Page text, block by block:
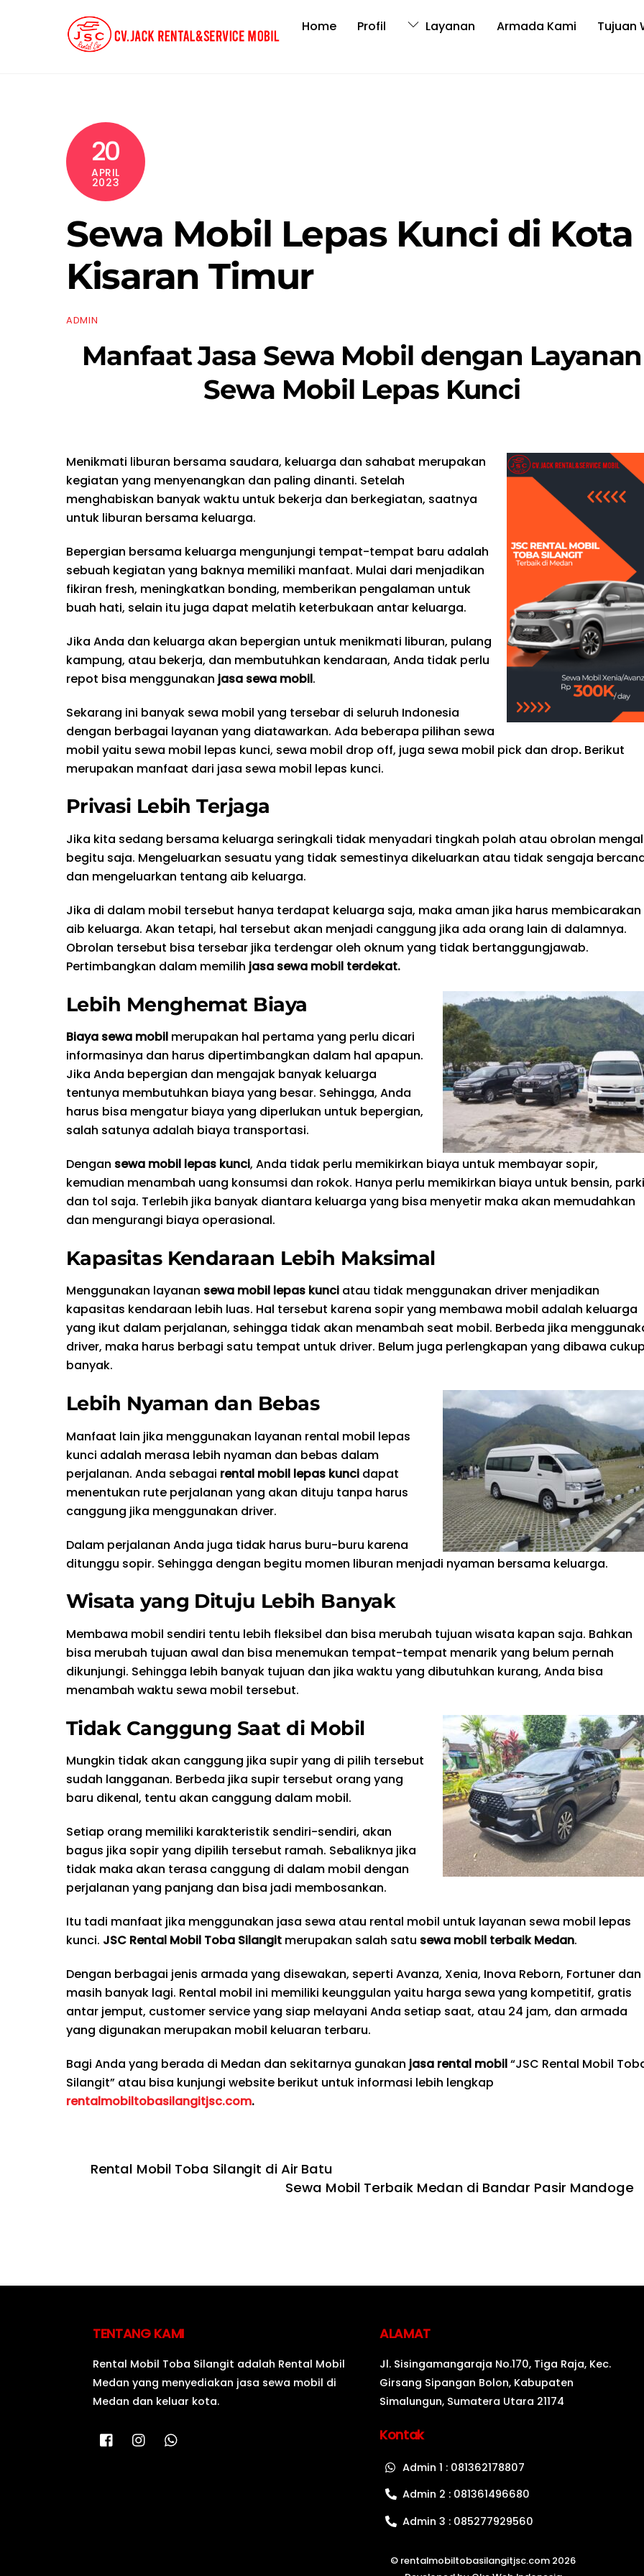
Home Profil Layanan Armada Kami Tujuan
20
APRIL
2023
Sewa Mobil Lepas Kunci di Kota
Kisaran Timur
ADMIN
Manfaat Jasa Sewa Mobil dengan Layanan
Sewa Mobil Lepas Kunci
Menikmati liburan bersama saudara, keluarga dan sahabat merupakan
kegiatan yang menyenangkan dan paling dinanti. Setelah
menghabiskan banyak waktu untuk bekerja dan berkegiatan, saatnya
untuk liburan bersama keluarga.
Bepergian bersama keluarga mengunjungi tempat-tempat baru adalah
sebuah kegiatan yang baknya memiliki manfaat. Mulai dari menjadikan
fikiran fresh, meningkatkan bonding, memberikan pengalaman untuk
buah hati, selain itu juga dapat melatih keterbukaan antar keluarga.
Jika Anda dan keluarga akan bepergian untuk menikmati liburan, pulang
kampung, atau bekerja, dan membutuhkan kendaraan, Anda tidak perlu
repot bisa menggunakan jasa sewa mobil.
Sekarang ini banyak sewa mobil yang tersebar di seluruh Indonesia
dengan berbagai layanan yang diatawarkan. Ada beberapa pilihan sewa
mobil yaitu sewa mobil lepas kunci, sewa mobil drop off, juga sewa mobil pick dan drop. Berikut
merupakan manfaat dari jasa sewa mobil lepas kunci.
Privasi Lebih Terjaga
Jika kita sedang bersama keluarga seringkali tidak menyadari tingkah polah atau obrolan
begitu saja. Mengeluarkan sesuatu yang tidak semestinya dikeluarkan atau tidak sengaja
dan mengeluarkan tentang aib keluarga.
Jika di dalam mobil tersebut hanya terdapat keluarga saja, maka aman jika harus membicarakan
aib keluarga. Akan tetapi, hal tersebut akan menjadi canggung jika ada orang lain di dalamnya.
Obrolan tersebut bisa tersebar jika terdengar oleh oknum yang tidak bertanggungjawab.
Pertimbangkan dalam memilih jasa sewa mobil terdekat.
Lebih Menghemat Biaya
Biaya sewa mobil merupakan hal pertama yang perlu dicari
informasinya dan harus dipertimbangkan dalam hal apapun.
Jika Anda bepergian dan mengajak banyak keluarga
tentunya membutuhkan biaya yang besar. Sehingga, Anda
harus bisa mengatur biaya yang diperlukan untuk bepergian,
salah satunya adalah biaya transportasi.
Dengan sewa mobil lepas kunci, Anda tidak perlu memikirkan biaya untuk membayar sopir,
kemudian menambah uang konsumsi dan rokok. Hanya perlu memikirkan biaya untuk bensin,
dan tol saja. Terlebih jika banyak diantara keluarga yang bisa menyetir maka akan memudahkan
dan mengurangi biaya operasional.
Kapasitas Kendaraan Lebih Maksimal
Menggunakan layanan sewa mobil lepas kunci atau tidak menggunakan driver menjadikan
kapasitas kendaraan lebih luas. Hal tersebut karena sopir yang membawa mobil adalah keluarga
yang ikut dalam perjalanan, sehingga tidak akan menambah seat mobil. Berbeda jika
driver, maka harus berbagi satu tempat untuk driver. Belum juga perlengkapan yang dibawa
banyak.
Lebih Nyaman dan Bebas
Manfaat lain jika menggunakan layanan rental mobil lepas
kunci adalah merasa lebih nyaman dan bebas dalam
perjalanan. Anda sebagai rental mobil lepas kunci dapat
menentukan rute perjalanan yang akan dituju tanpa harus
canggung jika menggunakan driver.
Dalam perjalanan Anda juga tidak harus buru-buru karena
ditunggu sopir. Sehingga dengan begitu momen liburan menjadi nyaman bersama keluarga.
Wisata yang Dituju Lebih Banyak
Membawa mobil sendiri tentu lebih fleksibel dan bisa merubah tujuan wisata kapan saja. Bahkan
bisa merubah tujuan awal dan bisa menemukan tempat-tempat menarik yang belum pernah
dikunjungi. Sehingga lebih banyak tujuan dan jika waktu yang dibutuhkan kurang, Anda bisa
menambah waktu sewa mobil tersebut.
Tidak Canggung Saat di Mobil
Mungkin tidak akan canggung jika supir yang di pilih tersebut
sudah langganan. Berbeda jika supir tersebut orang yang
baru dikenal, tentu akan canggung dalam mobil.
Setiap orang memiliki karakteristik sendiri-sendiri, akan
bagus jika sopir yang dipilih tersebut ramah. Sebaliknya jika
tidak maka akan terasa canggung di dalam mobil dengan
perjalanan yang panjang dan bisa jadi membosankan.
Itu tadi manfaat jika menggunakan jasa sewa atau rental mobil untuk layanan sewa mobil lepas
kunci. JSC Rental Mobil Toba Silangit merupakan salah satu sewa mobil terbaik Medan.
Dengan berbagai jenis armada yang disewakan, seperti Avanza, Xenia, Inova Reborn, Fortuner dan
masih banyak lagi. Rental mobil ini memiliki keunggulan yaitu harga sewa yang kompetitif, gratis
antar jemput, customer service yang siap melayani Anda setiap saat, atau 24 jam, dan armada
yang digunakan merupakan mobil keluaran terbaru.
Bagi Anda yang berada di Medan dan sekitarnya gunakan jasa rental mobil“JSC Rental Mobil
Silangit” atau bisa kunjungi website berikut untuk informasi lebih lengkap
rentalmobiltobasilangitjsc.com.
Rental Mobil Toba Silangit di Air Batu
Sewa Mobil Terbaik Medan di Bandar Pasir Mandoge
TENTANG KAMI
Rental Mobil Toba Silangit adalah Rental Mobil
Medan yang menyediakan jasa sewa mobil di
Medan dan keluar kota.
ALAMAT
Jl. Sisingamangaraja No.170, Tiga Raja, Kec.
Girsang Sipangan Bolon, Kabupaten
Simalungun, Sumatera Utara 21174
Kontak
Admin 1 : 081362178807
Admin 2 : 081361496680
Admin 3 : 085277929560
© rentalmobiltobasilangitjsc.com 2026